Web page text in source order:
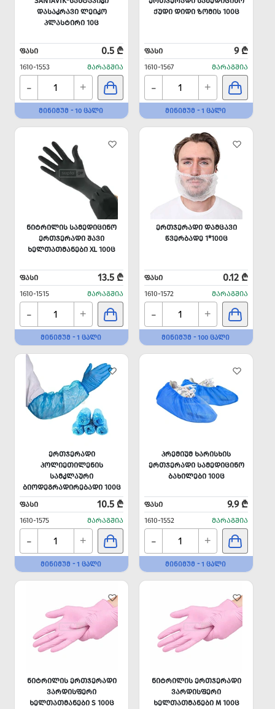
ᲓᲐᲡᲐᲙᲠᲐᲕᲘ ᲚᲔᲘᲙᲝ
ᲞᲚᲐᲡᲢᲘᲠᲘ 10Ც
ᲤᲐᲡᲘ 0.5 ₾
1610-1553 ᲛᲐᲠᲐᲒᲨᲘᲐ
- +
ᲛᲘᲜᲘᲛᲣᲛ - 10 ᲪᲐᲚᲘ
ᲥᲣᲓᲘ ᲓᲘᲓᲘ ᲖᲝᲛᲘᲡ 100Ც
ᲤᲐᲡᲘ 9 ₾
1610-1567 ᲛᲐᲠᲐᲒᲨᲘᲐ
- +
ᲛᲘᲜᲘᲛᲣᲛ - 1 ᲪᲐᲚᲘ
ᲜᲘᲢᲠᲘᲚᲘᲡ ᲡᲐᲛᲔᲓᲘᲪᲘᲜᲝ
ᲔᲠᲗᲯᲔᲠᲐᲓᲘ ᲨᲐᲕᲘ
ᲮᲔᲚᲗᲐᲗᲛᲐᲜᲔᲑᲘ XL 100Ც
ᲤᲐᲡᲘ 13.5 ₾
1610-1515 ᲛᲐᲠᲐᲒᲨᲘᲐ
- +
ᲛᲘᲜᲘᲛᲣᲛ - 1 ᲪᲐᲚᲘ
ᲔᲠᲗᲯᲔᲠᲐᲓᲘ ᲓᲐᲛᲪᲐᲕᲘ
ᲬᲕᲔᲠᲑᲐᲓᲔ 1*100Ც
ᲤᲐᲡᲘ 0.12 ₾
1610-1572 ᲛᲐᲠᲐᲒᲨᲘᲐ
- +
ᲛᲘᲜᲘᲛᲣᲛ - 100 ᲪᲐᲚᲘ
ᲔᲠᲗᲯᲔᲠᲐᲓᲘ
ᲞᲝᲚᲘᲔᲗᲘᲚᲔᲜᲘᲡ
ᲡᲐᲛᲙᲚᲐᲣᲠᲘ
ᲑᲘᲝᲓᲔᲒᲠᲐᲓᲘᲠᲔᲑᲐᲓᲘ 100Ც
ᲤᲐᲡᲘ
10.5 ₾
1610-1575 ᲛᲐᲠᲐᲒᲨᲘᲐ
- +
ᲛᲘᲜᲘᲛᲣᲛ - 1 ᲪᲐᲚᲘ
ᲞᲠᲔᲛᲘᲣᲛ ᲮᲐᲠᲘᲡᲮᲘᲡ
ᲔᲠᲗᲯᲔᲠᲐᲓᲘ ᲡᲐᲛᲔᲓᲘᲪᲘᲜᲝ
ᲑᲐᲮᲘᲚᲔᲑᲘ 100Ც
ᲤᲐᲡᲘ 9.9 ₾
1610-1552 ᲛᲐᲠᲐᲒᲨᲘᲐ
- +
ᲛᲘᲜᲘᲛᲣᲛ - 1 ᲪᲐᲚᲘ
ᲜᲘᲢᲠᲘᲚᲘᲡ ᲔᲠᲗᲯᲔᲠᲐᲓᲘ
ᲕᲐᲠᲓᲘᲡᲤᲔᲠᲘ
ᲮᲔᲚᲗᲐᲗᲛᲐᲜᲔᲑᲘ S 100Ც
ᲜᲘᲢᲠᲘᲚᲘᲡ ᲔᲠᲗᲯᲔᲠᲐᲓᲘ
ᲕᲐᲠᲓᲘᲡᲤᲔᲠᲘ
ᲮᲔᲚᲗᲐᲗᲛᲐᲜᲔᲑᲘ M 100Ც